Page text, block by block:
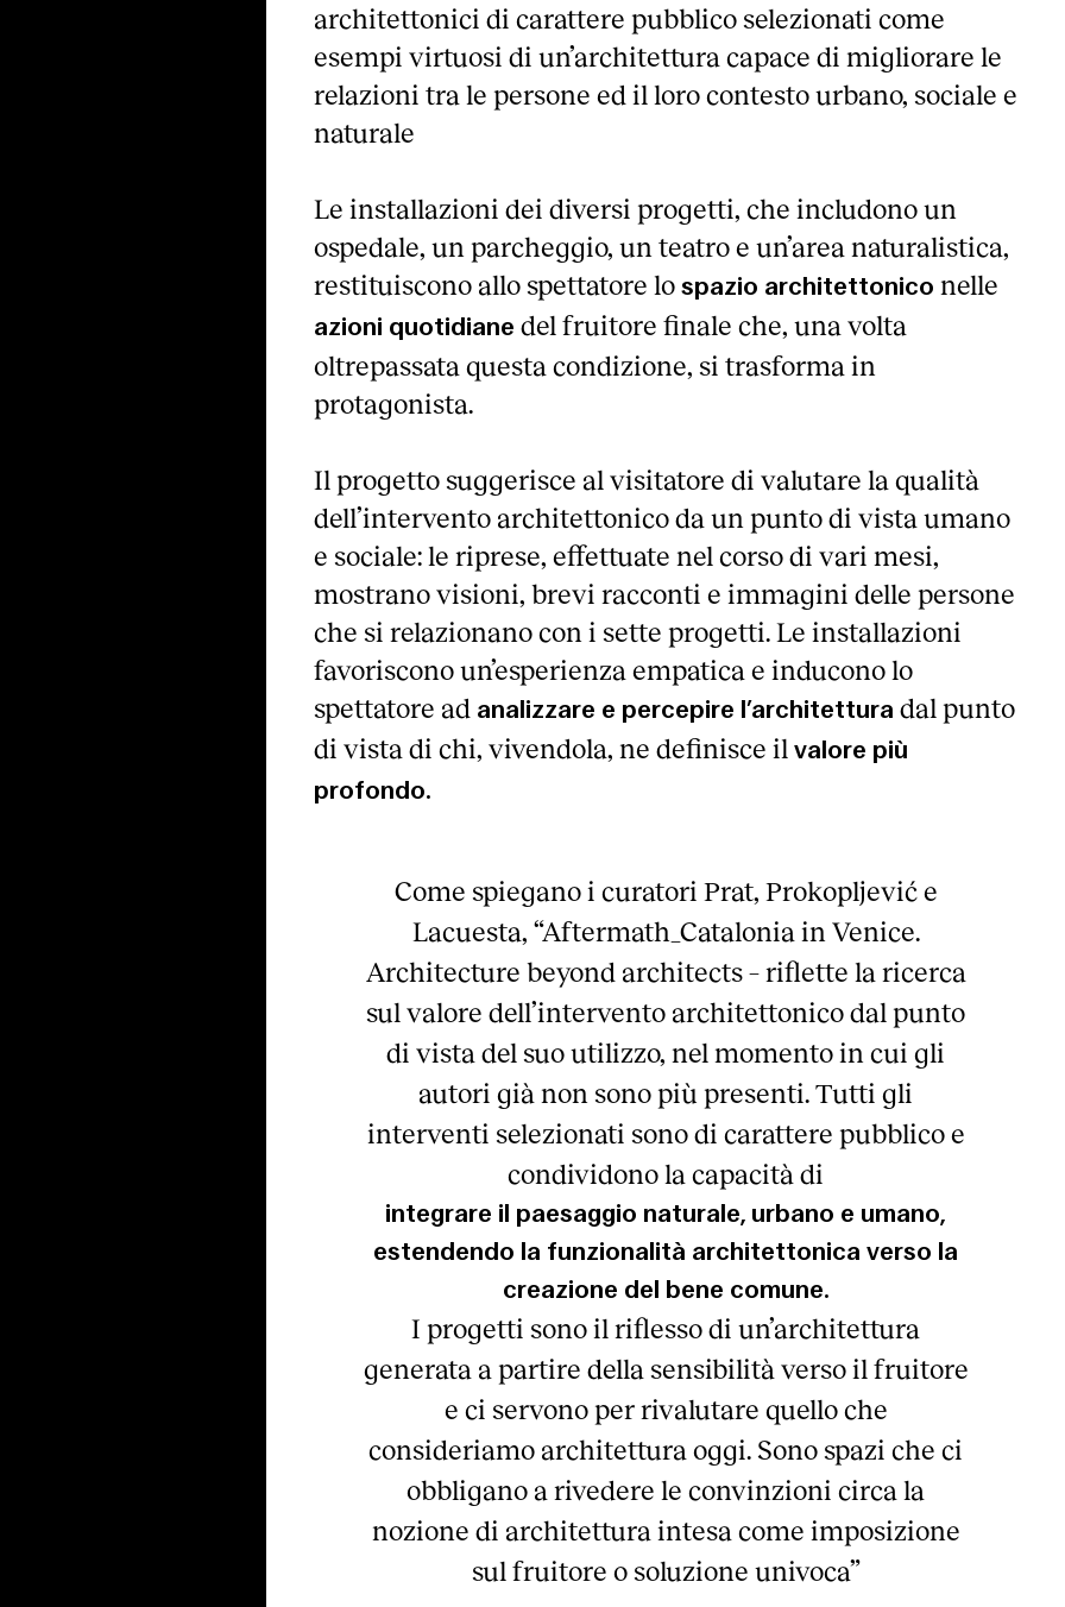
architettonici di carattere pubblico selezionati come
esempi virtuosi di un’architettura capace di migliorare le
relazioni tra le persone ed il loro contesto urbano, sociale e
naturale
Le installazioni dei diversi progetti, che includono un
ospedale, un parcheggio, un teatro e un’area naturalistica,
restituiscono allo spettatore lo spazio architettonico nelle
azioni quotidiane del fruitore finale che, una volta
oltrepassata questa condizione, si trasforma in
protagonista.
Il progetto suggerisce al visitatore di valutare la qualità
dell’intervento architettonico da un punto di vista umano
e sociale: le riprese, effettuate nel corso di vari mesi,
mostrano visioni, brevi racconti e immagini delle persone
che si relazionano con i sette progetti. Le installazioni
favoriscono un’esperienza empatica e inducono lo
spettatore ad analizzare e percepire l’architettura dal punto
di vista di chi, vivendola, ne definisce il valore più
profondo.
Come spiegano i curatori Prat, Prokopljević e
Lacuesta, “Aftermath_Catalonia in Venice.
Architecture beyond architects – riflette la ricerca
sul valore dell’intervento architettonico dal punto
di vista del suo utilizzo, nel momento in cui gli
autori già non sono più presenti. Tutti gli
interventi selezionati sono di carattere pubblico e
condividono la capacità di
integrare il paesaggio naturale, urbano e umano,
estendendo la funzionalità architettonica verso la
creazione del bene comune.
I progetti sono il riflesso di un’architettura
generata a partire della sensibilità verso il fruitore
e ci servono per rivalutare quello che
consideriamo architettura oggi. Sono spazi che ci
obbligano a rivedere le convinzioni circa la
nozione di architettura intesa come imposizione
sul fruitore o soluzione univoca”